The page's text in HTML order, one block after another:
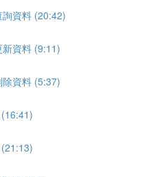
資料 (20:42)
資料 (9:11)
資料 (5:37)